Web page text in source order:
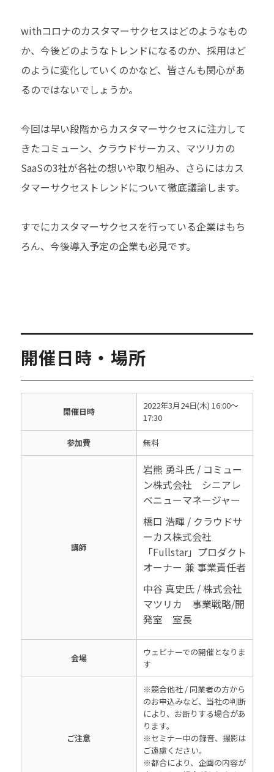
withコロナのカスタマーサクセスはどのようなもの
か、今後どのようなトレンドになるのか、採用はど
のように変化していくのかなど、皆さんも関心があ
るのではないでしょうか。
今回は早い段階からカスタマーサクセスに注力して
きたコミューン、クラウドサーカス、マツリカの
SaaSの3社が各社の想いや取り組み、さらにはカス
タマーサクセストレンドについて徹底議論します。
すでにカスタマーサクセスを行っている企業はもち
ろん、今後導入予定の企業も必見です。
開催日時・場所
開催日時
2022年3月24日(木) 16:00～
17:30
参加費 無料
講師
岩熊 勇斗氏 / コミュー
ン株式会社 シニアレ
ベニューマネージャー
橋口 浩暉 / クラウドサ
ーカス株式会社
「Fullstar」プロダクト
オーナー 兼 事業責任者
中谷 真史氏 / 株式会社
マツリカ 事業戦略/開
発室 室長
会場
ウェビナーでの開催となりま
す
ご注意
※競合他社 / 同業者の方から
のお申込みなど、当社の判断
により、お断りする場合があ
ります。
※セミナー中の録音、撮影は
ご遠慮ください。
※都合により、企画の内容が